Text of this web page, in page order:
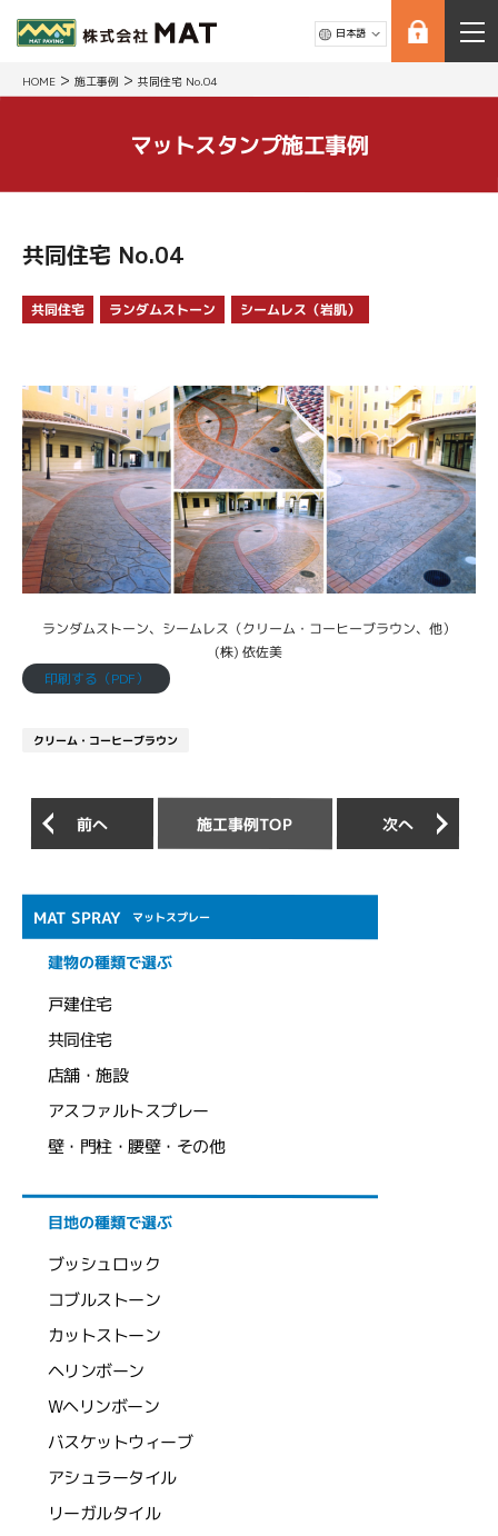
HOME > 施工事例 > 共同住宅 No.04
マットスタンプ施工事例
共同住宅 No.04
共同住宅 ランダムストーン シームレス（岩肌）
ランダムストーン、シームレス（クリーム・コーヒーブラウン、他）
(株) 依佐美
印刷する（PDF）
クリーム・コーヒーブラウン
前へ 施工事例TOP 次へ
MAT SPRAY マットスプレー
建物の種類で選ぶ
戸建住宅
共同住宅
店舗・施設
アスファルトスプレー
壁・門柱・腰壁・その他
目地の種類で選ぶ
ブッシュロック
コブルストーン
カットストーン
ヘリンボーン
Wヘリンボーン
バスケットウィーブ
アシュラータイル
リーガルタイル